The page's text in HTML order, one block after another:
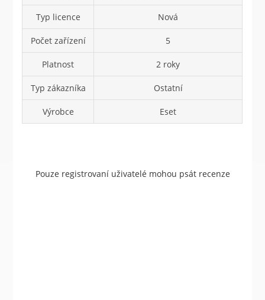
Typ licence Nová
Počet zařízení 5
Platnost 2 roky
Typ zákazníka Ostatní
Výrobce Eset
Pouze registrovaní uživatelé mohou psát recenze